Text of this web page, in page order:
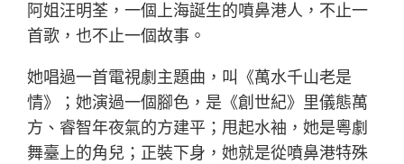
阿姐汪明荃，一個上海誕生的噴鼻港人，不止一
首歌，也不止一個故事。
她唱過一首電視劇主題曲，叫《萬水千山老是
情》；她演過一個腳色，是《創世紀》里儀態萬
方、睿智年夜氣的方建平；甩起水袖，她是粵劇
舞臺上的角兒；正裝下身，她就是從噴鼻港特殊